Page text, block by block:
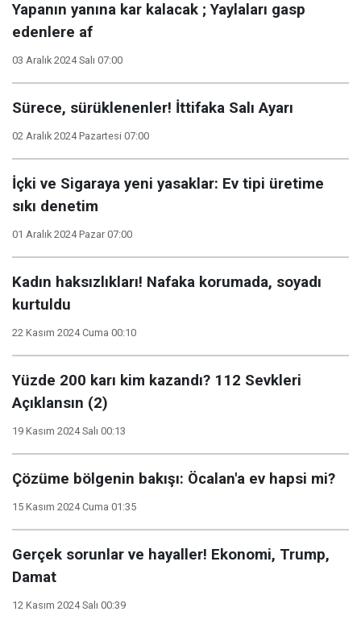
Yapanın yanına kar kalacak ; Yaylaları gasp
edenlere af
03 Aralık 2024 Salı 07:00
Sürece, sürüklenenler! İttifaka Salı Ayarı
02 Aralık 2024 Pazartesi 07:00
İçki ve Sigaraya yeni yasaklar: Ev tipi üretime
sıkı denetim
01 Aralık 2024 Pazar 07:00
Kadın haksızlıkları! Nafaka korumada, soyadı
kurtuldu
22 Kasım 2024 Cuma 00:10
Yüzde 200 karı kim kazandı? 112 Sevkleri
Açıklansın (2)
19 Kasım 2024 Salı 00:13
Çözüme bölgenin bakışı: Öcalan'a ev hapsi mi?
15 Kasım 2024 Cuma 01:35
Gerçek sorunlar ve hayaller! Ekonomi, Trump,
Damat
12 Kasım 2024 Salı 00:39